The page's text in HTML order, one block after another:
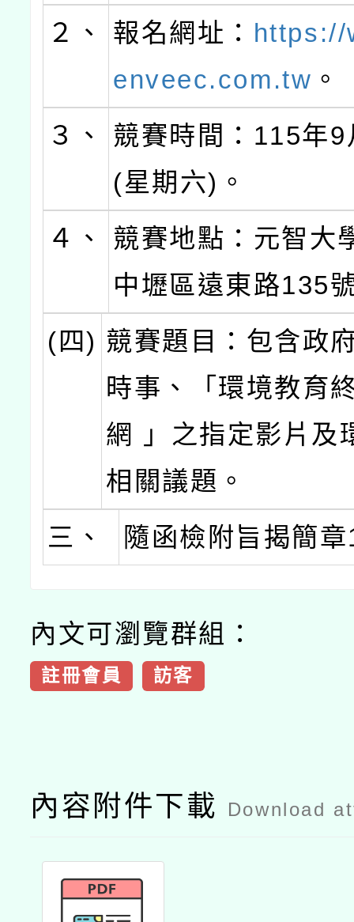
２、
報名網址： https://
enveec.com.tw 。
３、
競賽時間：115年
(星期六)。
４、
競賽地點：元智大
中壢區遠東路135
(四) 競賽題目：包含政
時事、「環境教育
網 」之指定影片及
相關議題。
三、
隨函檢附旨揭簡
內文可瀏覽群組：
註冊會員 訪客
內容附件下載 Download